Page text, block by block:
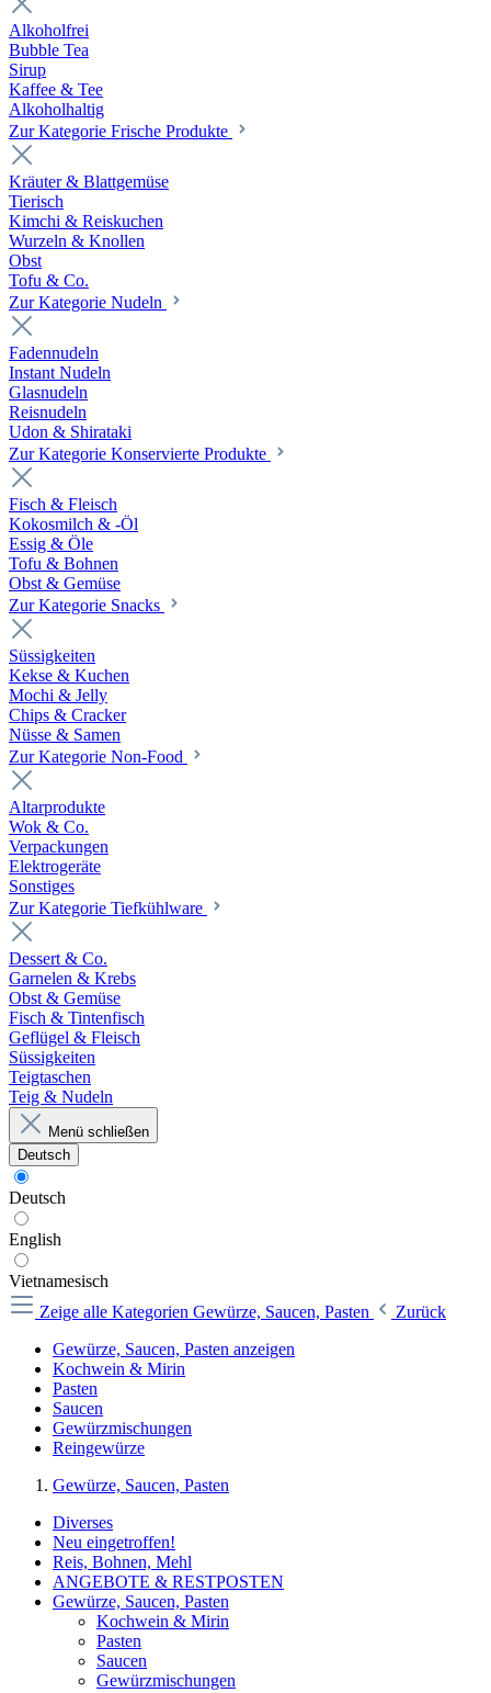
Alkoholfrei
Bubble Tea
Sirup
Kaffee & Tee
Alkoholhaltig
Zur Kategorie Frische Produkte
Kräuter & Blattgemüse
Tierisch
Kimchi & Reiskuchen
Wurzeln & Knollen
Obst
Tofu & Co.
Zur Kategorie Nudeln
Fadennudeln
Instant Nudeln
Glasnudeln
Reisnudeln
Udon & Shirataki
Zur Kategorie Konservierte Produkte
Fisch & Fleisch
Kokosmilch & -Öl
Essig & Öle
Tofu & Bohnen
Obst & Gemüse
Zur Kategorie Snacks
Süssigkeiten
Kekse & Kuchen
Mochi & Jelly
Chips & Cracker
Nüsse & Samen
Zur Kategorie Non-Food
Altarprodukte
Wok & Co.
Verpackungen
Elektrogeräte
Sonstiges
Zur Kategorie Tiefkühlware
Dessert & Co.
Garnelen & Krebs
Obst & Gemüse
Fisch & Tintenfisch
Geflügel & Fleisch
Süssigkeiten
Teigtaschen
Teig & Nudeln
Menü schließen
Deutsch
Deutsch
English
Vietnamesisch
Zeige alle Kategorien Gewürze, Saucen, Pasten
Zurück
Gewürze, Saucen, Pasten anzeigen
Kochwein & Mirin
Pasten
Saucen
Gewürzmischungen
Reingewürze
Gewürze, Saucen, Pasten
Diverses
Neu eingetroffen!
Reis, Bohnen, Mehl
ANGEBOTE & RESTPOSTEN
Gewürze, Saucen, Pasten
Kochwein & Mirin
Pasten
Saucen
Gewürzmischungen